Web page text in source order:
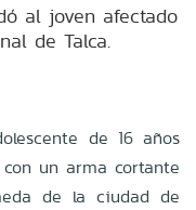
al joven afectado
de Talca.
de 16 años
un arma cortante
de la ciudad de